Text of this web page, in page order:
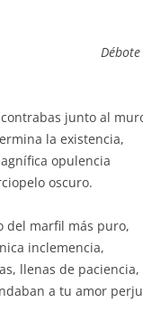
de mis
amar
junto al
la existencia,
opulencia
oscuro.
del marfil más puro,
inclemencia,
llenas de paciencia,
a tu amor